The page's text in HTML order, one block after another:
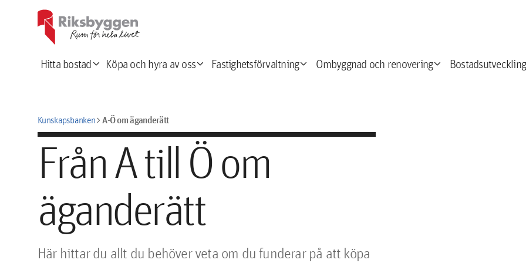
Hitta bostadexpand_more Köpa och hyra av ossexpand_more Fastighetsförvaltningexpand_more Ombyggnad och renoveringexpand_more Bostadsutveckling
Kunskapsbankenchevron_rightA-Ö om äganderätt
Från A till Ö om
äganderätt
Här hittar du allt du behöver veta om du funderar på att köpa